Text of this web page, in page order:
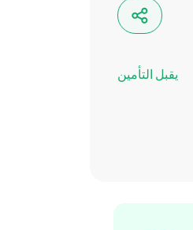
يقبل التأمين